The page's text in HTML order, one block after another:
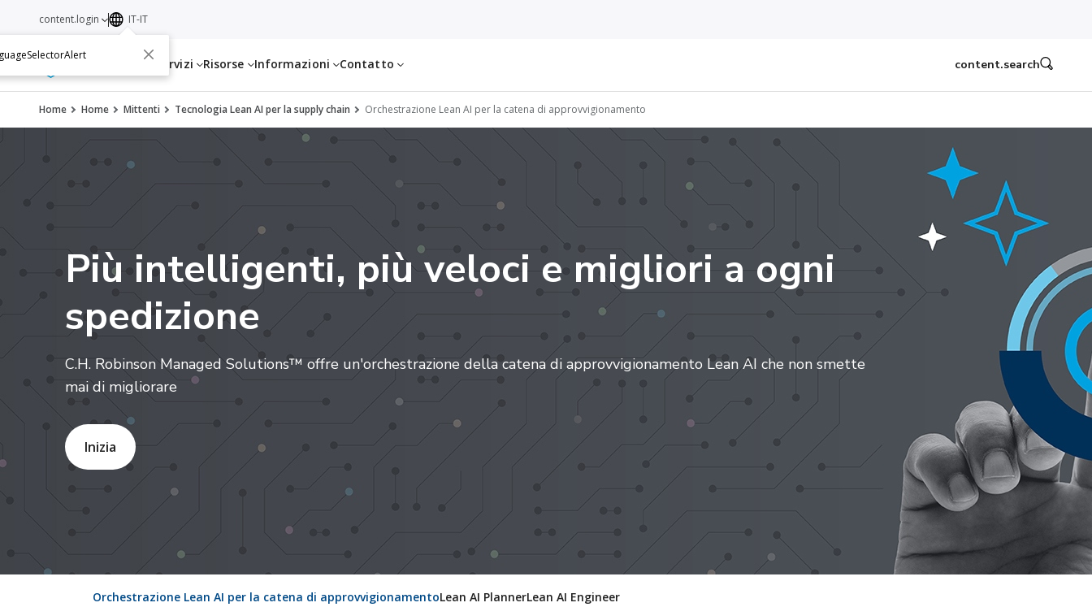
Servizi Risorse Informazioni Contatto
content.login IT-IT
content.search
Home Home Mittenti Tecnologia Lean AI per la supply chain Orchestrazione Lean AI per la catena di approvvigionamento
Più intelligenti, più veloci e migliori a ogni
spedizione
C.H. Robinson Managed Solutions™ offre un'orchestrazione della catena di approvvigionamento Lean AI che non smette
mai di migliorare
Inizia
Orchestrazione Lean AI per la catena di approvvigionamentoLean AI PlannerLean AI Engineer